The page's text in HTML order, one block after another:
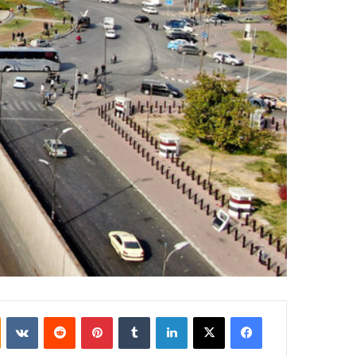
فيسبوك‫X لينكدإن بينتيريست